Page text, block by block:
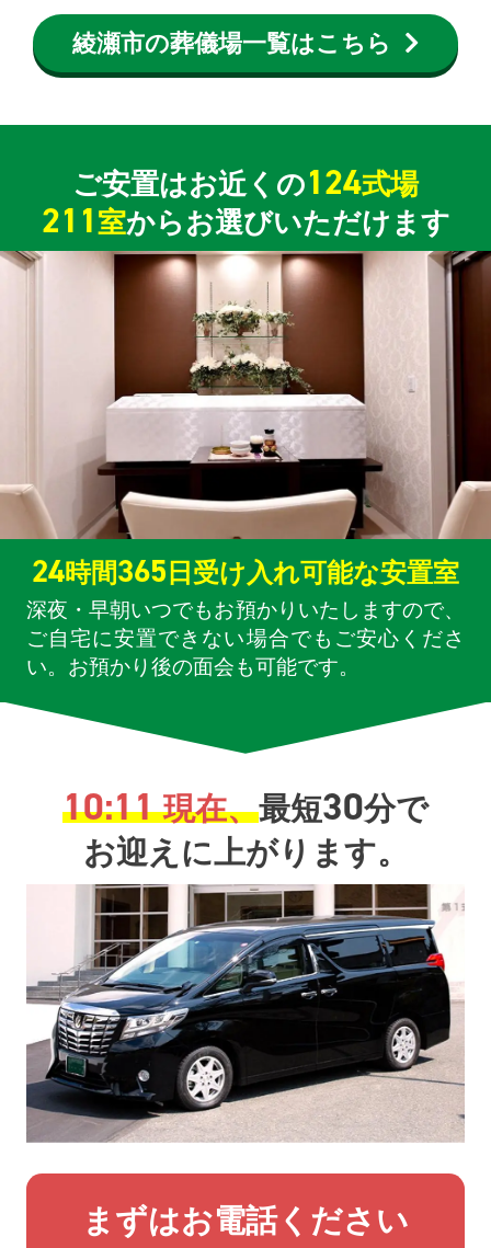
綾瀬市の葬儀場一覧はこちら
ご安置はお近くの124式場
211 室からお選びいただけます
24時間365 日受け入れ可能な安置室
深夜・早朝いつでもお預かりいたしますので、
ご自宅に安置できない場合でもご安心くださ
い。お預かり後の面会も可能です。
10:11現在、最短30分で
お迎えに上がります。
まずはお電話ください